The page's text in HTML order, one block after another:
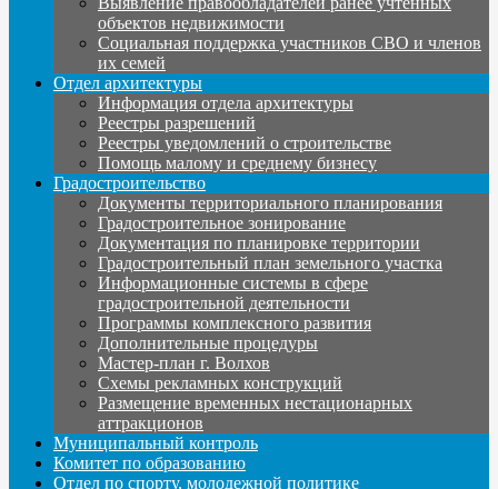
объектов недвижимости
Социальная поддержка участников СВО и членов
их семей
Отдел архитектуры
Информация отдела архитектуры
Реестры разрешений
Реестры уведомлений о строительстве
Помощь малому и среднему бизнесу
Градостроительство
Документы территориального планирования
Градостроительное зонирование
Документация по планировке территории
Градостроительный план земельного участка
Информационные системы в сфере
градостроительной деятельности
Программы комплексного развития
Дополнительные процедуры
Мастер-план г. Волхов
Схемы рекламных конструкций
Размещение временных нестационарных
аттракционов
Муниципальный контроль
Комитет по образованию
Отдел по спорту, молодежной политике